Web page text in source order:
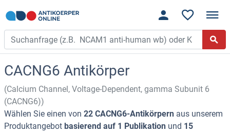
CACNG6 Antikörper
(Calcium Channel, Voltage-Dependent, gamma Subunit 6
(CACNG6))
Wählen Sie einen von 22 CACNG6-Antikörpern aus unserem
Produktangebot basierend auf 1 Publikation und 15